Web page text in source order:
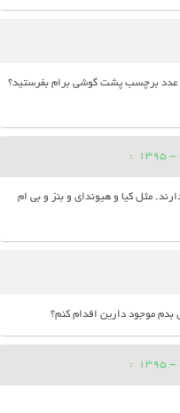
برچسب پشت گوشی برام بفرستید؟
:
2 عدد توش دارند. مثل کیا و هیوندای و بنز و بی ام
موجود دارين اقدام كنم؟
: